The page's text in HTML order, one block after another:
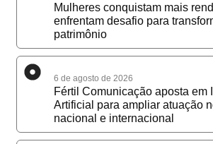
Mulheres conquistam mais
enfrentam desafio para
patrimônio
6 de agosto de 2026
Fértil Comunicação aposta em
Artificial para ampliar atuação
nacional e internacional